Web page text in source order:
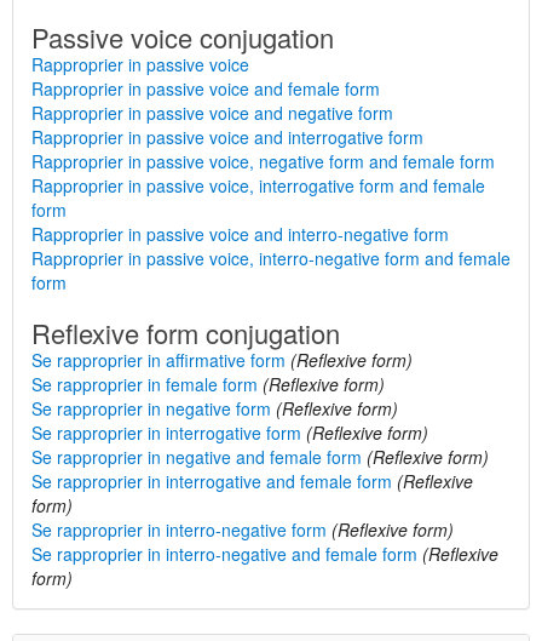
Passive voice conjugation
Rapproprier in passive voice
Rapproprier in passive voice and female form
Rapproprier in passive voice and negative form
Rapproprier in passive voice and interrogative form
Rapproprier in passive voice, negative form and female form
Rapproprier in passive voice, interrogative form and female
form
Rapproprier in passive voice and interro-negative form
Rapproprier in passive voice, interro-negative form and female
form
Reflexive form conjugation
Se rapproprier in affirmative form (Reflexive form)
Se rapproprier in female form (Reflexive form)
Se rapproprier in negative form (Reflexive form)
Se rapproprier in interrogative form (Reflexive form)
Se rapproprier in negative and female form (Reflexive form)
Se rapproprier in interrogative and female form (Reflexive
form)
Se rapproprier in interro-negative form (Reflexive form)
Se rapproprier in interro-negative and female form (Reflexive
form)